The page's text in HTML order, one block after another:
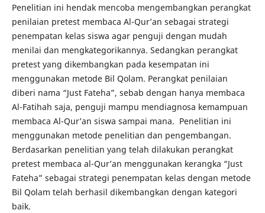
Penelitian ini hendak mencoba mengembangkan perangkat
penilaian pretest membaca Al-Qur’an sebagai strategi
penempatan kelas siswa agar penguji dengan mudah
menilai dan mengkategorikannya. Sedangkan perangkat
pretest yang dikembangkan pada kesempatan ini
menggunakan metode Bil Qolam. Perangkat penilaian
diberi nama “Just Fateha”, sebab dengan hanya membaca
Al-Fatihah saja, penguji mampu mendiagnosa kemampuan
membaca Al-Qur’an siswa sampai mana. Penelitian ini
menggunakan metode penelitian dan pengembangan.
Berdasarkan penelitian yang telah dilakukan perangkat
pretest membaca al-Qur’an menggunakan kerangka “Just
Fateha” sebagai strategi penempatan kelas dengan metode
Bil Qolam telah berhasil dikembangkan dengan kategori
baik.